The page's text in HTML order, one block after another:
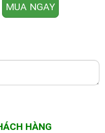
MUA NGAY
HÀNG